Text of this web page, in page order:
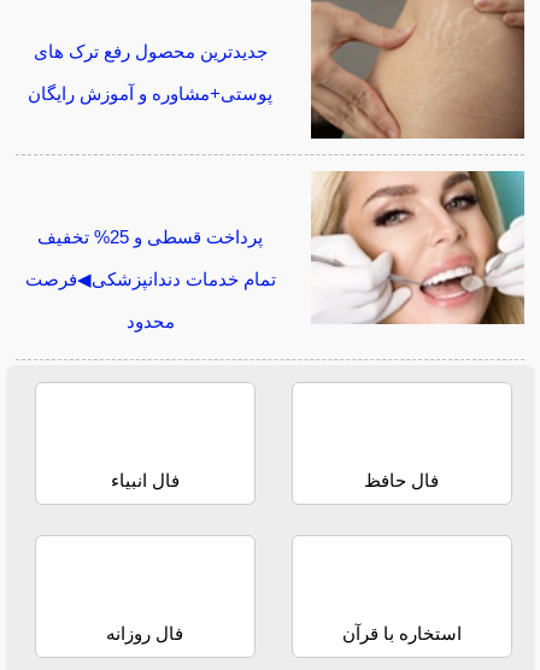
جدیدترین محصول رفع ترک های
پوستی+مشاوره و آموزش رایگان
پرداخت قسطی و 25% تخفیف
تمام خدمات دندانپزشکی◀فرصت
محدود
فال حافظ فال انبیاء
استخاره با قرآن فال روزانه